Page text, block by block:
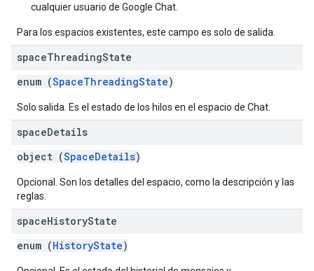
cualquier usuario de Google Chat.
Para los espacios existentes, este campo es solo de salida.
spaceThreadingState
enum (SpaceThreadingState)
Solo salida. Es el estado de los hilos en el espacio de Chat.
spaceDetails
object (SpaceDetails)
Opcional. Son los detalles del espacio, como la descripción y las
reglas.
spaceHistoryState
enum (HistoryState)